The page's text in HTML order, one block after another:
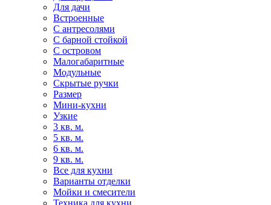
Для дачи
Встроенные
С антресолями
С барной стойкой
С островом
Малогабаритные
Модульные
Скрытые ручки
Размер
Мини-кухни
Узкие
3 кв. м.
5 кв. м.
6 кв. м.
9 кв. м.
Все для кухни
Варианты отделки
Мойки и смесители
Техника для кухни